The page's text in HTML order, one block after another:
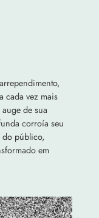
cada vez mais
de sua
corroía seu
do público,
em